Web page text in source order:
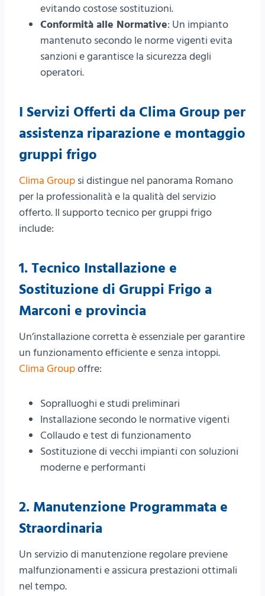
evitando costose sostituzioni.
Conformità alle Normative: Un impianto
mantenuto secondo le norme vigenti evita
sanzioni e garantisce la sicurezza degli
operatori.
I Servizi Offerti da Clima Group per
assistenza riparazione e montaggio
gruppi frigo
Clima Group si distingue nel panorama Romano
per la professionalità e la qualità del servizio
offerto. Il supporto tecnico per gruppi frigo
include:
1. Tecnico Installazione e
Sostituzione di Gruppi Frigo a
Marconi e provincia
Un’installazione corretta è essenziale per garantire
un funzionamento efficiente e senza intoppi.
Clima Groupoffre:
Sopralluoghi e studi preliminari
Installazione secondo le normative vigenti
Collaudo e test di funzionamento
Sostituzione di vecchi impianti con soluzioni
moderne e performanti
2. Manutenzione Programmata e
Straordinaria
Un servizio di manutenzione regolare previene
malfunzionamenti e assicura prestazioni ottimali
nel tempo.